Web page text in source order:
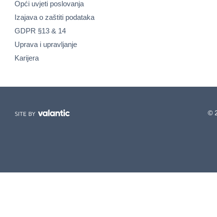
Opći uvjeti poslovanja
Izajava o zaštiti podataka
GDPR §13 & 14
Uprava i upravljanje
Karijera
©